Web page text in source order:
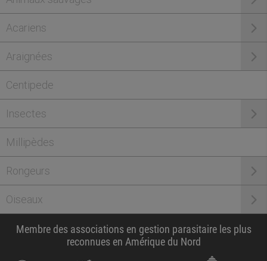
Acariens
Araignées
Centipede
Insectes
Millipèdes
Rongeurs
Oiseaux
Membre des associations en gestion parasitaire les plus
reconnues en Amérique du Nord